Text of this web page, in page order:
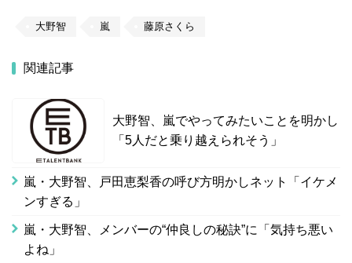
大野智 嵐 藤原さくら
関連記事
大野智、嵐でやってみたいことを明かし
「5人だと乗り越えられそう」
嵐・大野智、戸田恵梨香の呼び方明かしネット「イケメ
ンすぎる」
嵐・大野智、メンバーの“仲良しの秘訣”に「気持ち悪い
よね」